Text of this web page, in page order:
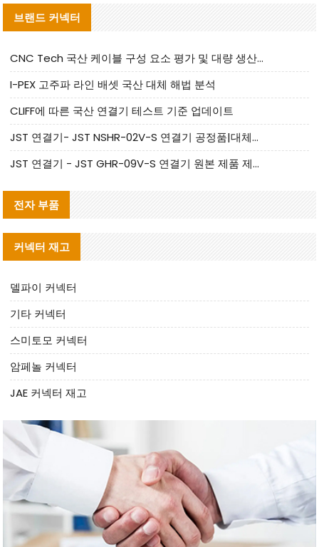
브랜드 커넥터
CNC Tech 국산 케이블 구성 요소 평가 및 대량 생산 적합성 가이드
I-PEX 고주파 라인 배셋 국산 대체 해법 분석
CLIFF에 따른 국산 연결기 테스트 기준 업데이트
JST 연결기- JST NSHR-02V-S 연결기 공정품|대체품 제공
JST 연결기 - JST GHR-09V-S 연결기 원본 제품 제공 | 대체품 제공
전자 부품
커넥터 재고
델파이 커넥터
기타 커넥터
스미토모 커넥터
암페놀 커넥터
JAE 커넥터 재고